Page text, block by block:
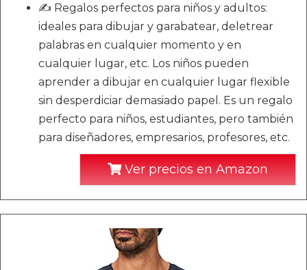
✍ Regalos perfectos para niños y adultos:
ideales para dibujar y garabatear, deletrear
palabras en cualquier momento y en
cualquier lugar, etc. Los niños pueden
aprender a dibujar en cualquier lugar flexible
sin desperdiciar demasiado papel. Es un regalo
perfecto para niños, estudiantes, pero también
para diseñadores, empresarios, profesores, etc.
Ver precios en Amazon